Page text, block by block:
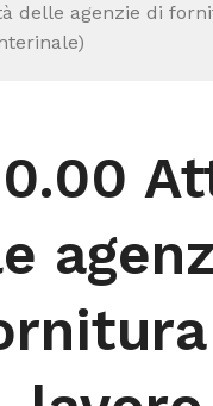
delle agenzie di